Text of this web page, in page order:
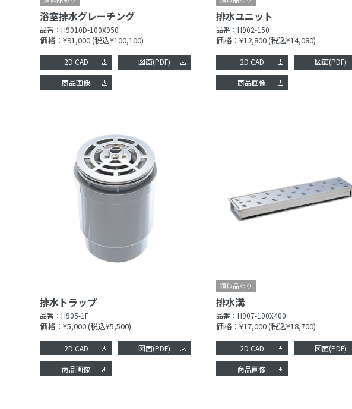
浴室排水グレーチング
品番：H9010D-100X950
価格：¥91,000(税込¥100,100)
2D CAD 図面(PDF)
商品画像
排水ユニット
品番： H902-150
価格：¥12,800(税込¥14,080)
2D CAD 図面(PDF)
商品画像
排水トラップ
品番：H905-1F
価格：¥5,000(税込¥5,500)
2D CAD 図面(PDF)
商品画像
排水溝
品番： H907-100X400
価格：¥17,000(税込¥18,700)
2D CAD 図面(PDF)
商品画像